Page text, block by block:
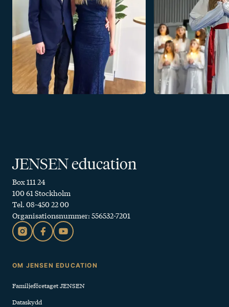
JENSEN education
Box 111 24
100 61 Stockholm
Tel. 08-450 22 00
Organisationsnummer: 556532-7201
Sidfot
OM JENSEN EDUCATION
Familjeföretaget JENSEN
Dataskydd